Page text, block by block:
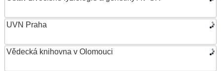
UVN Praha
Vědecká knihovna v Olomouci